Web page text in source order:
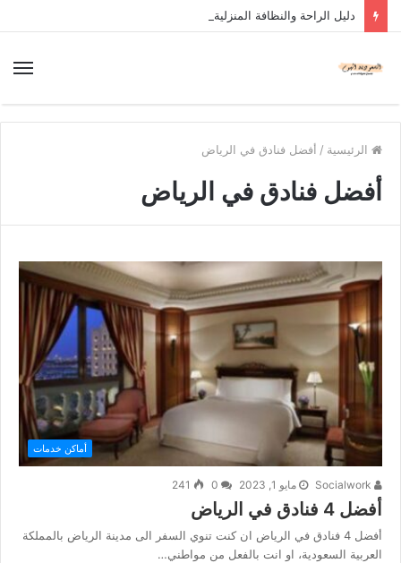
دليل الراحة والنظافة المنزلية
الرئيسية / أفضل فنادق في الرياض
أفضل فنادق في الرياض
أماكن خدمات
مايو 1, 2023 241
أفضل 4 فنادق في الرياض
أفضل 4 فنادق في الرياض ان كنت تنوي السفر الى مدينة الرياض بالمملكة
العربية السعودية، او انت بالفعل من مواطني…